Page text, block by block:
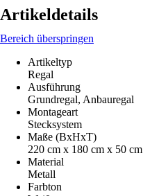
Artikeldetails
Bereich überspringen
Artikeltyp
Regal
Ausführung
Grundregal, Anbauregal
Montageart
Stecksystem
Maße (BxHxT)
220 cm x 180 cm x 50 cm
Material
Metall
Farbton